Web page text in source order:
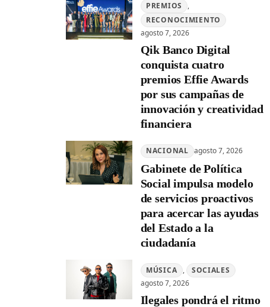
PREMIOS
,
RECONOCIMIENTO
agosto 7, 2026
Qik Banco Digital
conquista cuatro
premios Effie Awards
por sus campañas de
innovación y creatividad
financiera
NACIONAL agosto 7, 2026
Gabinete de Política
Social impulsa modelo
de servicios proactivos
para acercar las ayudas
del Estado a la
ciudadanía
MÚSICA ,
SOCIALES
agosto 7, 2026
Ilegales pondrá el ritmo